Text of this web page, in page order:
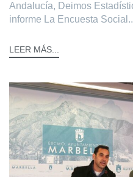
Andalucía, Deimos
informe La Encuesta
LEER MÁS...